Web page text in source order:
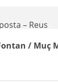
– Reus
/ Muç